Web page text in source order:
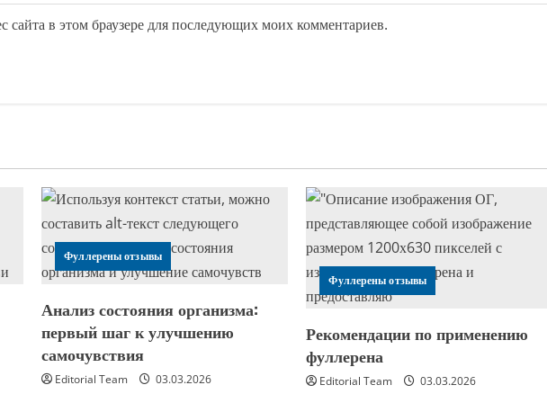
в этом браузере для последующих моих комментариев.
Фуллерены отзывы
Анализ состояния организма:
первый шаг к улучшению
самочувствия
Editorial Team 03.03.2026
Фуллерены отзывы
Рекомендации по применению
фуллерена
Editorial Team 03.03.2026